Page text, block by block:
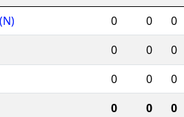
0 0 0
0 0 0
0 0 0
0 0 0